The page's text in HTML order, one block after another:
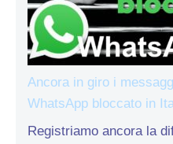
Ancora in giro i
WhatsApp bloccato in
Registriamo ancora la